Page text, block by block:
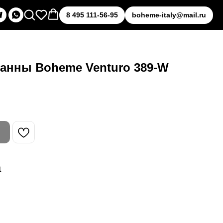
8 495 111-56-95 boheme-italy@mail.ru
Boheme Venturo 389-W